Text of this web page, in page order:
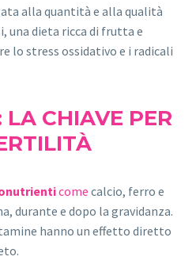
alla quantità e alla qualità
una dieta ricca di frutta e
lo stress ossidativo e i radicali
CHIAVE PER
come calcio, ferro e
durante e dopo la gravidanza.
hanno un effetto diretto